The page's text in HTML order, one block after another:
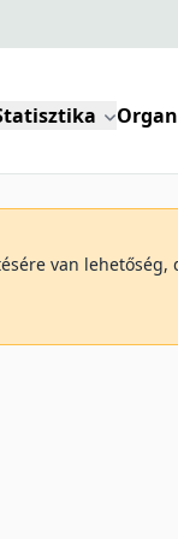
van lehetőség,